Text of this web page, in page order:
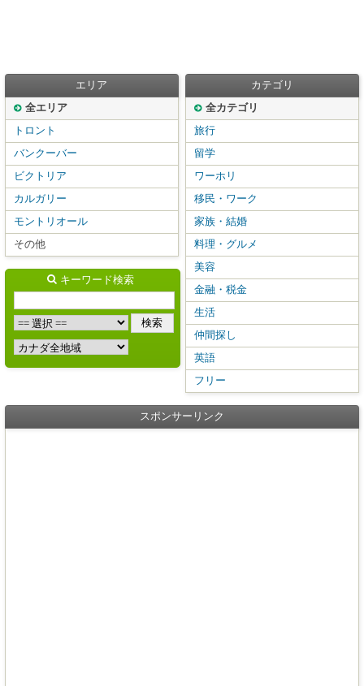
エリア
全エリア
トロント
バンクーバー
ビクトリア
カルガリー
モントリオール
その他
カテゴリ
全カテゴリ
旅行
留学
ワーホリ
移民・ワーク
家族・結婚
料理・グルメ
美容
金融・税金
生活
仲間探し
英語
フリー
キーワード検索
スポンサーリンク